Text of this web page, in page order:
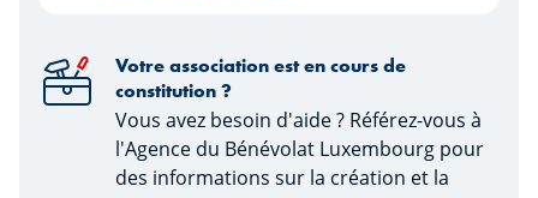
Votre association est en cours de
constitution ?
Vous avez besoin d'aide ? Référez-vous à
l'Agence du Bénévolat Luxembourg pour
des informations sur la création et la